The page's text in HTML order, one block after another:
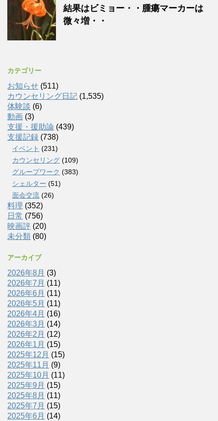
結果はビミョー・・腫瘍マーカーは
微々増・・
カテゴリー
お知らせ (511)
カウンセリング日記 (1,535)
体験談 (6)
動画 (3)
支援・援助論 (439)
支援記録 (738)
イベント (231)
カウンセリング (109)
グループワーク (383)
シェルター (51)
面会交流 (26)
料理 (352)
日常 (756)
映画評 (20)
未分類 (80)
アーカイブ
2026年8月 (3)
2026年7月 (11)
2026年6月 (11)
2026年5月 (11)
2026年4月 (16)
2026年3月 (14)
2026年2月 (12)
2026年1月 (15)
2025年12月 (15)
2025年11月 (9)
2025年10月 (11)
2025年9月 (15)
2025年8月 (11)
2025年7月 (15)
2025年6月 (14)